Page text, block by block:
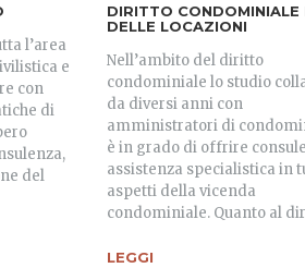
l’area
e
con
di
del
DIRITTO CONDOMINIALE
DELLE LOCAZIONI
Nell’ambito del diritto
condominiale lo studio
da diversi anni con
amministratori di
è in grado di offrire
assistenza specialistica in
aspetti della vicenda
condominiale. Quanto al
LEGGI